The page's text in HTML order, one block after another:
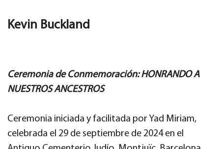
Kevin Buckland
Ceremonia de Conmemoración: HONRANDO A
NUESTROS ANCESTROS
Ceremonia iniciada y facilitada por Yad Miriam,
celebrada el 29 de septiembre de 2024 en el